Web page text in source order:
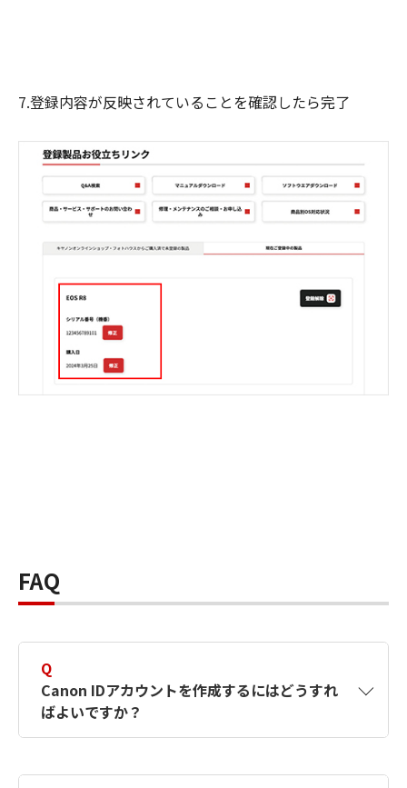
7.登録内容が反映されていることを確認したら完了
FAQ
Q
Canon IDアカウントを作成するにはどうすれ
ばよいですか？